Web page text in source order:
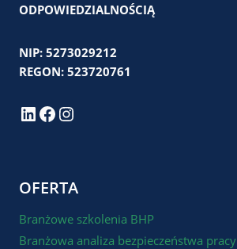
ODPOWIEDZIALNOŚCIĄ
NIP: 5273029212
REGON: 523720761
LinkedIn
Facebook
Instagram
OFERTA
Branżowe szkolenia BHP
Branżowa analiza bezpieczeństwa pracy